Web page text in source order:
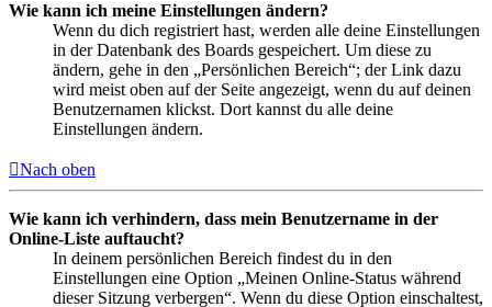
Wie kann ich meine Einstellungen ändern?
Wenn du dich registriert hast, werden alle deine Einstellungen
in der Datenbank des Boards gespeichert. Um diese zu
ändern, gehe in den „Persönlichen Bereich“; der Link dazu
wird meist oben auf der Seite angezeigt, wenn du auf deinen
Benutzernamen klickst. Dort kannst du alle deine
Einstellungen ändern.
Nach oben
Wie kann ich verhindern, dass mein Benutzername in der
Online-Liste auftaucht?
In deinem persönlichen Bereich findest du in den
Einstellungen eine Option „Meinen Online-Status während
dieser Sitzung verbergen“. Wenn du diese Option einschaltest,